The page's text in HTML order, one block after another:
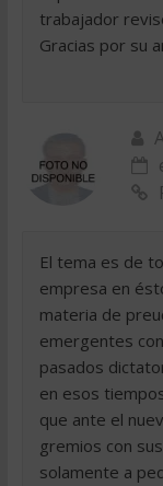
trabajador
Gracias por su
El tema es de
empresa en
materia de
emergentes
pasados
en esos
que ante el
gremios con
solamente a